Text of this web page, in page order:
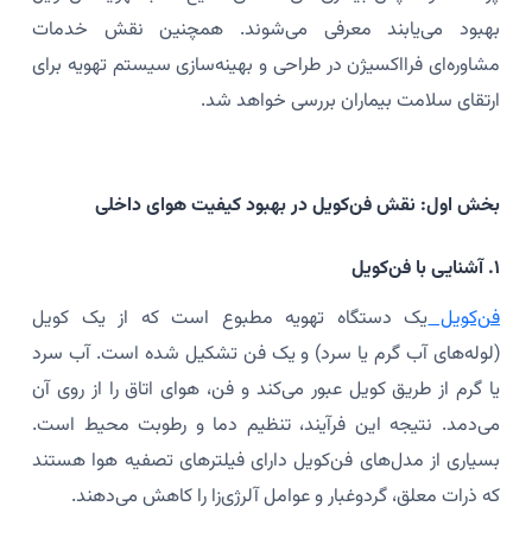
بهبود می‌یابند معرفی می‌شوند. همچنین نقش خدمات
مشاوره‌ای فرااکسیژن در طراحی و بهینه‌سازی سیستم تهویه برای
ارتقای سلامت بیماران بررسی خواهد شد.
بخش اول: نقش فن‌کویل در بهبود کیفیت هوای داخلی
۱. آشنایی با فن‌کویل
فن‌کویلیک دستگاه تهویه مطبوع است که از یک کویل
(لوله‌های آب گرم یا سرد) و یک فن تشکیل شده است. آب سرد
یا گرم از طریق کویل عبور می‌کند و فن، هوای اتاق را از روی آن
می‌دمد. نتیجه این فرآیند، تنظیم دما و رطوبت محیط است.
بسیاری از مدل‌های فن‌کویل دارای فیلترهای تصفیه هوا هستند
که ذرات معلق، گردوغبار و عوامل آلرژی‌زا را کاهش می‌دهند.